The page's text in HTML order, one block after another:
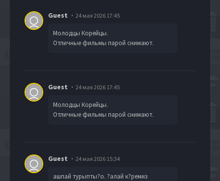
Guest 24 мая 2026 17:45
Молодцы Корейцы.
Отличные фильмы парой снимают.
Guest 24 мая 2026 17:45
Молодцы Корейцы.
Отличные фильмы парой снимают.
Guest 24 мая 2026 15:34
ашпай турыпты?о. ?алай к?ремиз